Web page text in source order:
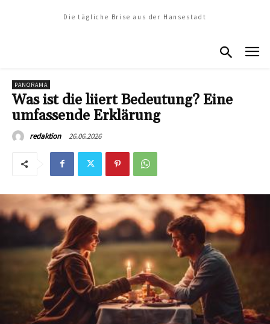
Die tägliche Brise aus der Hansestadt
PANORAMA
Was ist die liiert Bedeutung? Eine
umfassende Erklärung
redaktion 26.06.2026